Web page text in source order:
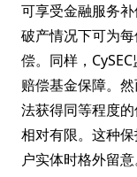
可享受金融服务
破产情况下可为
偿。同样，
赔偿基金保障。
法获得同等程度
相对有限。这种
户实体时格外留意